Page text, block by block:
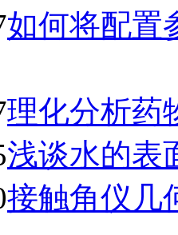
如何将配置
理化分析药
浅谈水的表
接触角仪几